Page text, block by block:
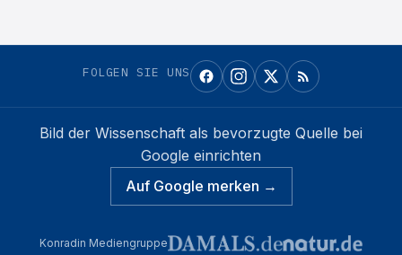
FOLGEN SIE UNS
Bild der Wissenschaft als bevorzugte Quelle bei
Google einrichten
Auf Google merken →
Konradin Mediengruppe